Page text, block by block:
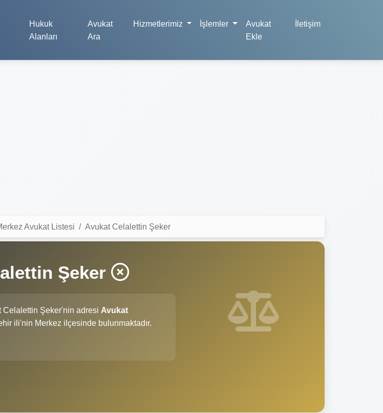
Hukuk
Alanları
Avukat
Ara
Hizmetlerimiz İşlemler
Avukat
Ekle
İletişim
Avukat Listesi Avukat Celalettin Şeker
Şeker
Celalettin Şeker'nin adresi Avukat
ili'nin Merkez ilçesinde bulunmaktadır.